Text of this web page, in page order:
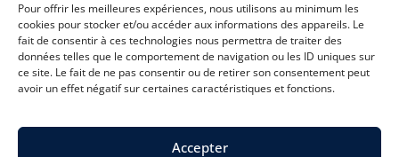
Pour offrir les meilleures expériences, nous utilisons au minimum les
cookies pour stocker et/ou accéder aux informations des appareils. Le
fait de consentir à ces technologies nous permettra de traiter des
données telles que le comportement de navigation ou les ID uniques sur
ce site. Le fait de ne pas consentir ou de retirer son consentement peut
avoir un effet négatif sur certaines caractéristiques et fonctions.
Accepter
générales
de vente
Mentions
légales